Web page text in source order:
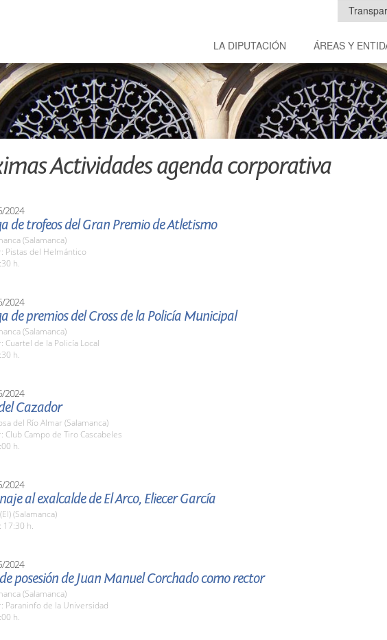
LA DIPUTACIÓN ÁREAS Y
Actividades agenda corporativa
2024
de trofeos del Gran Premio de Atletismo
(Salamanca)
Pistas del Helmántico
h.
2024
de premios del Cross de la Policía Municipal
(Salamanca)
Cuartel de la Policía Local
h.
2024
Cazador
del Río Almar (Salamanca)
Club Campo de Tiro Cascabeles
h.
2024
al exalcalde de El Arco, Eliecer García
(Salamanca)
17:30 h.
2024
posesión de Juan Manuel Corchado como rector
(Salamanca)
Paraninfo de la Universidad
h.